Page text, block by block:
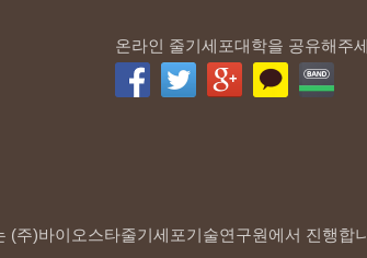
온라인 줄기세포대학을 공유해주
주)바이오스타줄기세포기술연구원에서 진행합